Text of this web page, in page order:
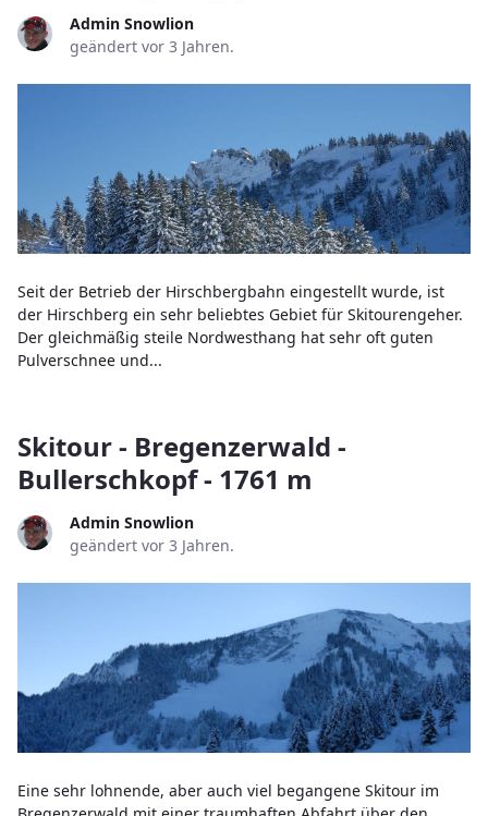
Admin Snowlion
geändert vor 3 Jahren.
Seit der Betrieb der Hirschbergbahn eingestellt wurde, ist
der Hirschberg ein sehr beliebtes Gebiet für Skitourengeher.
Der gleichmäßig steile Nordwesthang hat sehr oft guten
Pulverschnee und...
Skitour - Bregenzerwald -
Bullerschkopf - 1761 m
Admin Snowlion
geändert vor 3 Jahren.
Eine sehr lohnende, aber auch viel begangene Skitour im